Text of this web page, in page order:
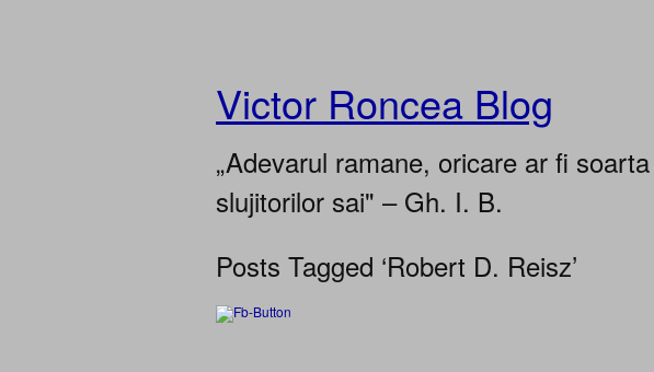
Victor Roncea Blog
„Adevarul ramane, oricare ar fi soarta
slujitorilor sai" – Gh. I. B.
Posts Tagged ‘Robert D. Reisz’